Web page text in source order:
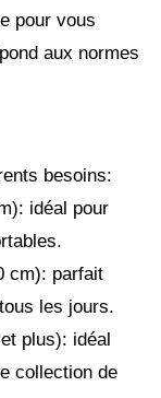
pour vous
aux normes
besoins:
idéal pour
cm): parfait
les jours.
plus): idéal
collection de